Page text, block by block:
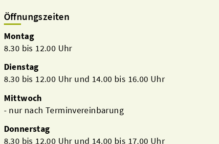
Öffnungszeiten
Montag
8.30 bis 12.00 Uhr
Dienstag
8.30 bis 12.00 Uhr und 14.00 bis 16.00 Uhr
Mittwoch
- nur nach Terminvereinbarung
Donnerstag
8.30 bis 12.00 Uhr und 14.00 bis 17.00 Uhr